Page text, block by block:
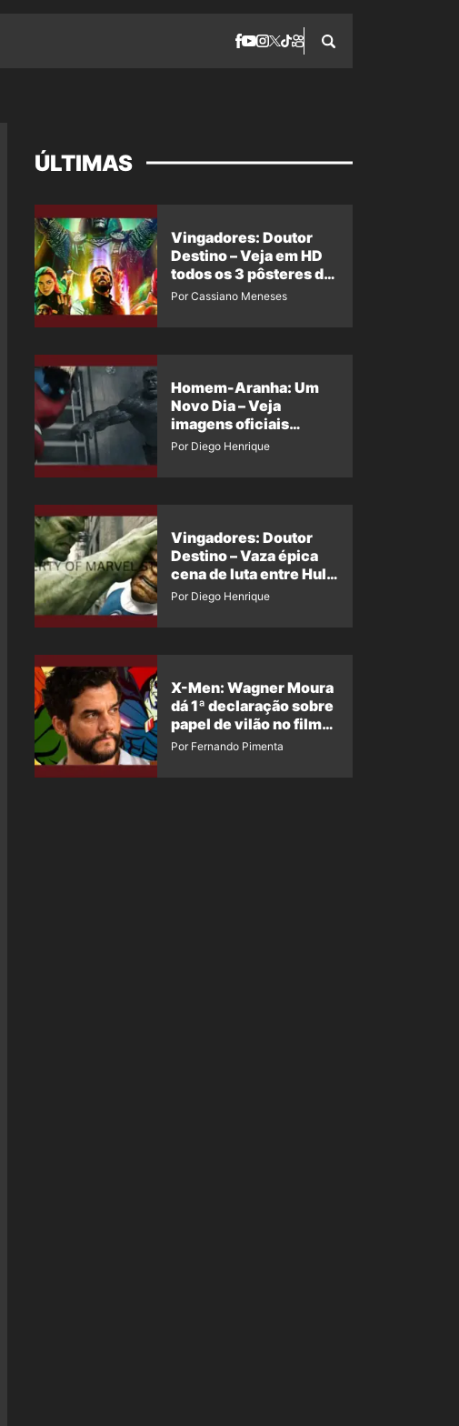
ÚLTIMAS
Vingadores: Doutor
Destino – Veja em HD
todos os 3 pôsteres de
‘Doomsday’ + 1 imagem
Por Cassiano Meneses
Homem-Aranha: Um
Novo Dia – Veja
imagens oficiais
descartadas do Hulk
Por Diego Henrique
Vingadores: Doutor
Destino – Vaza épica
cena de luta entre Hulk
e o Coisa
Por Diego Henrique
X-Men: Wagner Moura
dá 1ª declaração sobre
papel de vilão no filme
da Marvel
Por Fernando Pimenta